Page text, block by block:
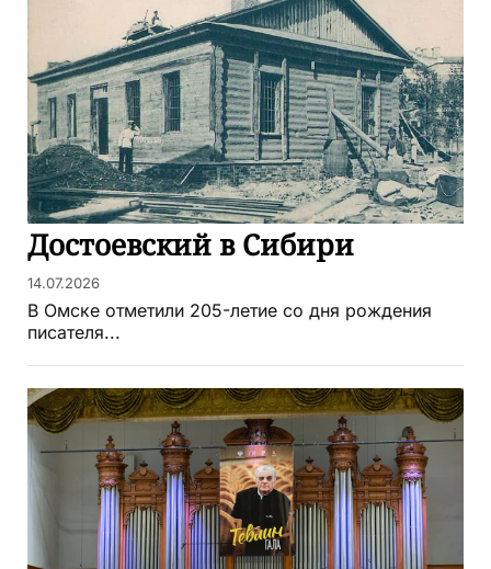
Достоевский в Сибири
14.07.2026
В Омске отметили 205-летие со дня рождения
писателя...